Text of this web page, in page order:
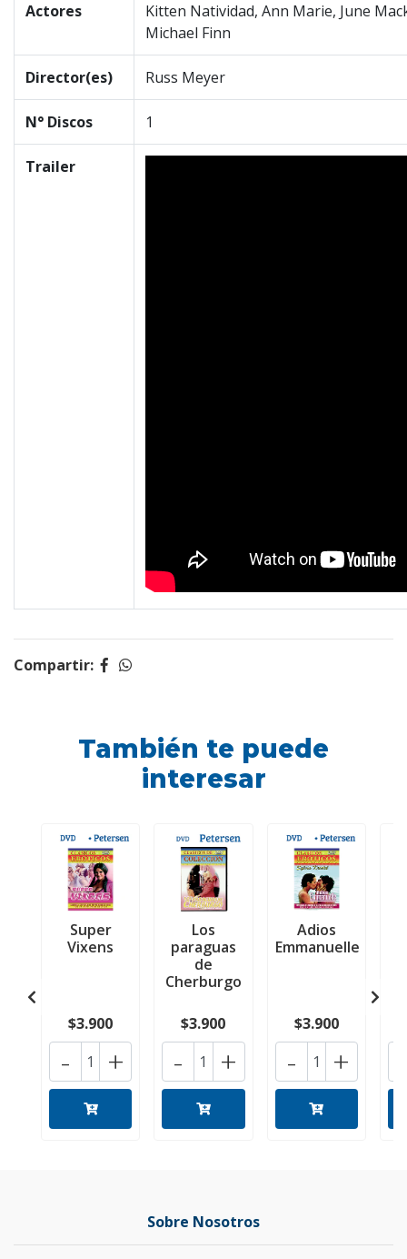
Actores
Kitten Natividad, Ann Marie, June
Michael Finn
Director(es) Russ Meyer
N° Discos 1
Trailer
Compartir:
También te puede
interesar
Super
Vixens
$3.900
+
-
Los
paraguas
de
Cherburgo
$3.900
+
-
Adios
Emmanuelle
$3.900
+
-
Sobre Nosotros